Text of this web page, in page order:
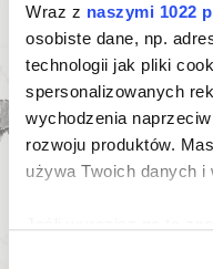
Wraz z naszymi 1022
osobiste dane, np.
technologii jak pliki
spersonalizowanych
wychodzenia
rozwoju produktów.
używa Twoich danych
Zapytaj o